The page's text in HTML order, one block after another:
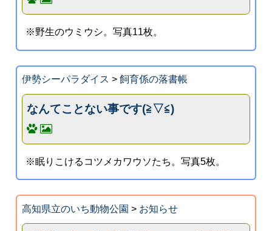
※野生のウミウシ。写真11枚。
伊勢シーパラダイス > 飼育係の落書帳
なんてことない事です(≧▽≦)
※眠りこけるコツメカワウソたち。写真5枚。
高知県立のいち動物公園 > お知らせ